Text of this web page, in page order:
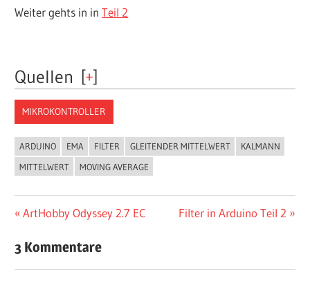
Weiter gehts in inTeil 2
Quellen [+]
MIKROKONTROLLER
ARDUINO EMA FILTER GLEITENDER MITTELWERT
KALMANN
MITTELWERT
MOVING AVERAGE
Beitragsnavigation
Vorheriger
ArtHobby Odyssey 2.7 EC
Nächster
Filter in Arduino Teil 2
3 Kommentare